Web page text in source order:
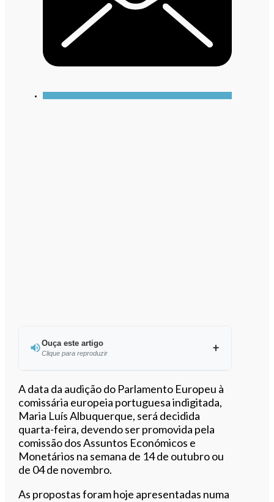
Ouça este artigo
Clique para reproduzir
Ouvir este artigo
A data da audição do Parlamento Europeu à
comissária europeia portuguesa indigitada,
Maria Luís Albuquerque, será decidida
quarta-feira, devendo ser promovida pela
comissão dos Assuntos Económicos e
Monetários na semana de 14 de outubro ou
de 04 de novembro.
As propostas foram hoje apresentadas numa